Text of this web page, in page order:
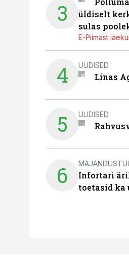
3
üldiselt
sulas
E-Piimast
4 UUDISED
Linas
5 UUDISED
6
Infortari
toetasid ka